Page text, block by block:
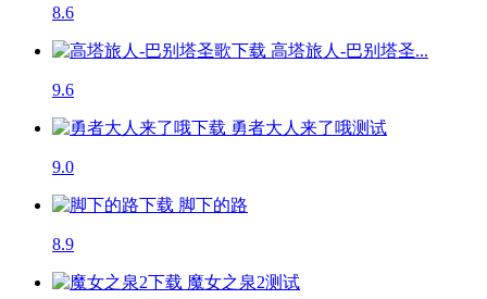
8.6
高塔旅人-巴别塔圣...
9.6
勇者大人来了哦测试
9.0
脚下的路
8.9
魔女之泉2测试